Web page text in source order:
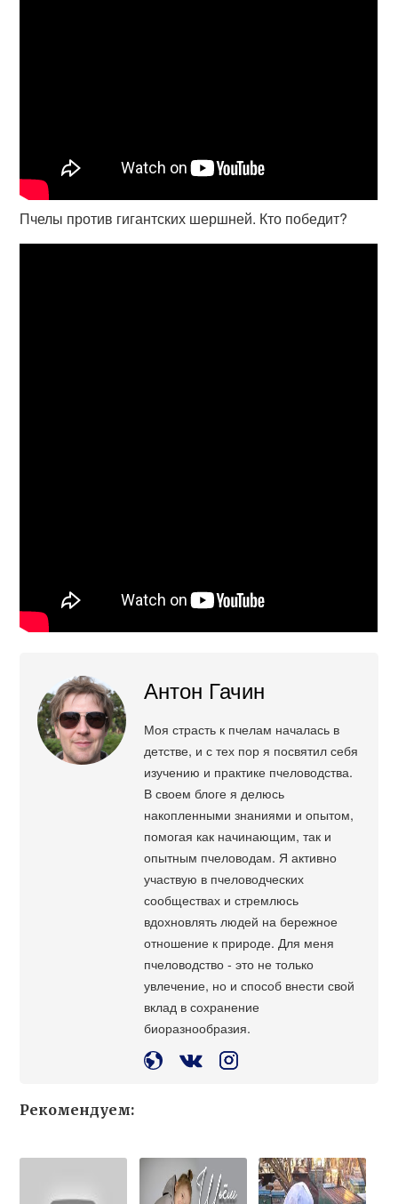
Пчелы против гигантских шершней. Кто победит?
Антон Гачин
Моя страсть к пчелам началась в
детстве, и с тех пор я посвятил себя
изучению и практике пчеловодства.
В своем блоге я делюсь
накопленными знаниями и опытом,
помогая как начинающим, так и
опытным пчеловодам. Я активно
участвую в пчеловодческих
сообществах и стремлюсь
вдохновлять людей на бережное
отношение к природе. Для меня
пчеловодство - это не только
увлечение, но и способ внести свой
вклад в сохранение
биоразнообразия.
Рекомендуем: